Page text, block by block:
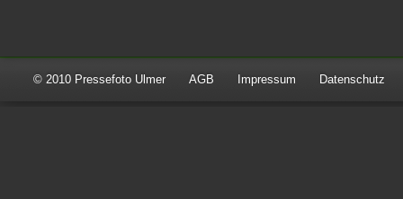
© 2010 Pressefoto Ulmer AGB Impressum Datenschutz